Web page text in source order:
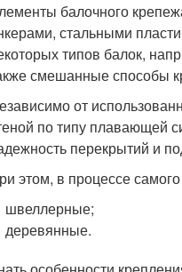
балочного
стальными
типов балок,
смешанные способы
от
по типу плавающей
перекрытий и
этом, в процессе
швеллерные;
деревянные.